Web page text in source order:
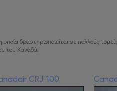
δραστηριοποιείται σε πολλούς
του Καναδά.
CRJ-100